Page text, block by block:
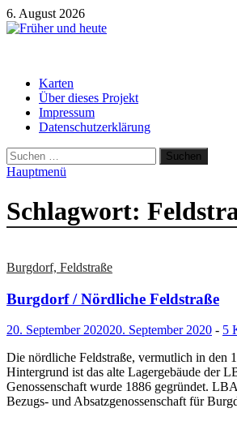
Zum
Inhalt
6. August 2026
Karten
Über dieses Projekt
Impressum
Datenschutzerklärung
Suchen
nach:
Hauptmenü
Schlagwort:
Burgdorf, Feldstraße
Burgdorf / Nördliche Feldstraße
20. September 202020. September 2020 - 5
Die nördliche Feldstraße, vermutlich in den
Hintergrund ist das alte Lagergebäude der
Genossenschaft wurde 1886 gegründet.
Bezugs- und Absatzgenossenschaft für